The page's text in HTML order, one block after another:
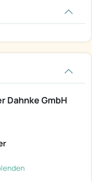
Dahnke GmbH